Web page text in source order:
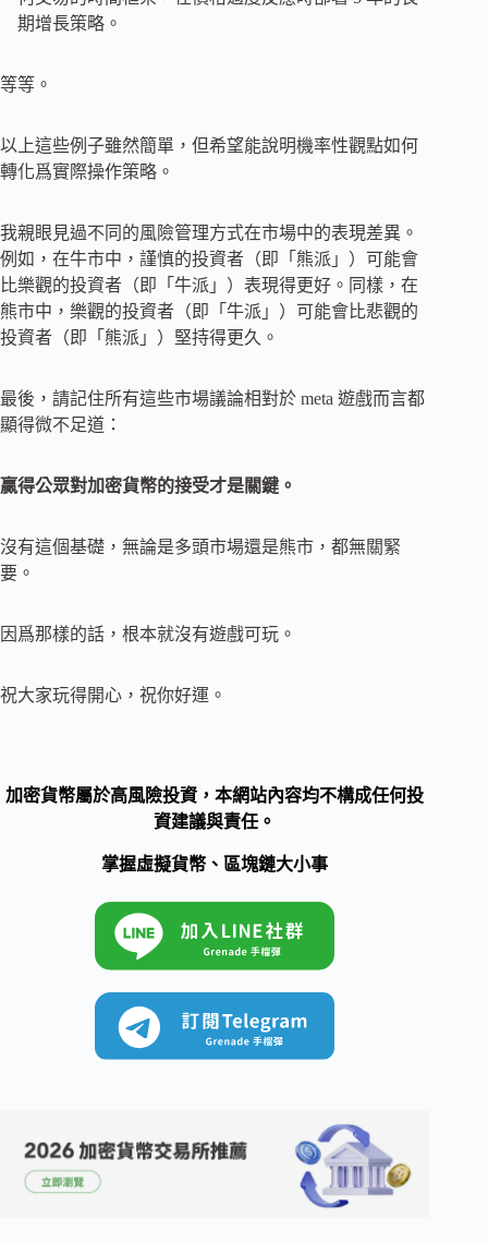
期增長策略。
等等。
以上這些例子雖然簡單，但希望能說明機率性觀點如何
轉化爲實際操作策略。
我親眼見過不同的風險管理方式在市場中的表現差異。
例如，在牛市中，謹慎的投資者（即「熊派」）可能會
比樂觀的投資者（即「牛派」）表現得更好。同樣，在
熊市中，樂觀的投資者（即「牛派」）可能會比悲觀的
投資者（即「熊派」）堅持得更久。
最後，請記住所有這些市場議論相對於 meta 遊戲而言都
顯得微不足道：
贏得公眾對加密貨幣的接受才是關鍵。
沒有這個基礎，無論是多頭市場還是熊市，都無關緊
要。
因爲那樣的話，根本就沒有遊戲可玩。
祝大家玩得開心，祝你好運。
加密貨幣屬於高風險投資，本網站內容均不構成任何投
資建議與責任。
掌握虛擬貨幣、區塊鏈大小事